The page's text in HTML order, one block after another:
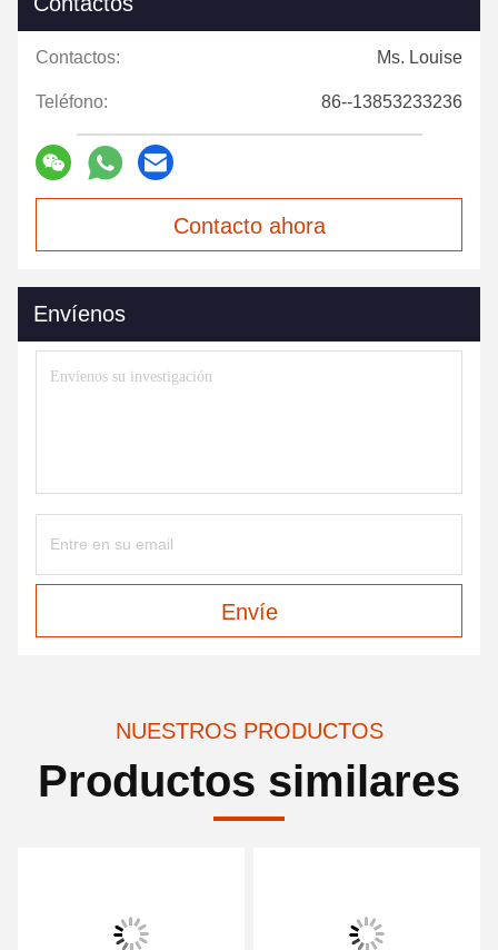
Contactos: Ms. Louise
Teléfono: 86--13853233236
Contacto ahora
Envíenos
Envíe
NUESTROS PRODUCTOS
Productos similares